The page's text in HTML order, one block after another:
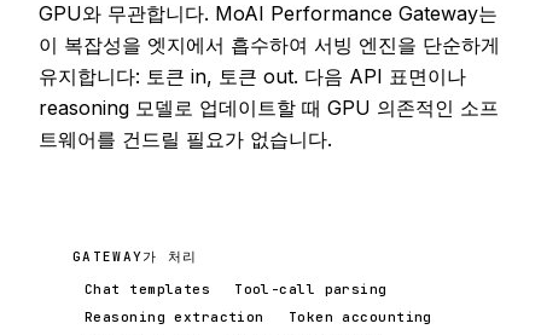
GPU와 무관합니다. MoAI Performance Gateway는
이 복잡성을 엣지에서 흡수하여 서빙 엔진을 단순하게
유지합니다: 토큰 in, 토큰 out. 다음 API 표면이나
reasoning 모델로 업데이트할 때 GPU 의존적인 소프
트웨어를 건드릴 필요가 없습니다.
GATEWAY가 처리
Chat templates
Tool-call parsing
Reasoning extraction
Token accounting